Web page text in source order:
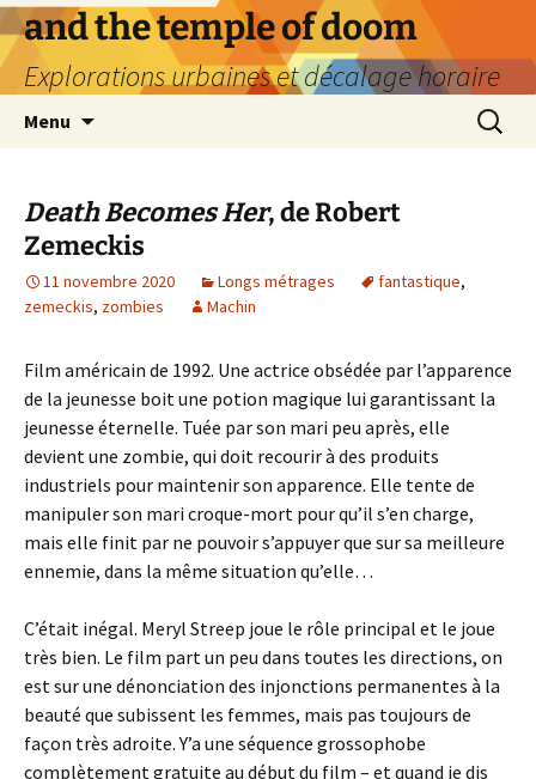
Aller
au
contenu
and the temple of doom
Explorations urbaines et décalage horaire
Menu
Death Becomes Her, de Robert
Zemeckis
11 novembre 2020 Longs métrages fantastique,
zemeckis, zombies Machin
Film américain de 1992. Une actrice obsédée par l’apparence
de la jeunesse boit une potion magique lui garantissant la
jeunesse éternelle. Tuée par son mari peu après, elle
devient une zombie, qui doit recourir à des produits
industriels pour maintenir son apparence. Elle tente de
manipuler son mari croque-mort pour qu’il s’en charge,
mais elle finit par ne pouvoir s’appuyer que sur sa meilleure
ennemie, dans la même situation qu’elle…
C’était inégal. Meryl Streep joue le rôle principal et le joue
très bien. Le film part un peu dans toutes les directions, on
est sur une dénonciation des injonctions permanentes à la
beauté que subissent les femmes, mais pas toujours de
façon très adroite. Y’a une séquence grossophobe
complètement gratuite au début du film – et quand je dis